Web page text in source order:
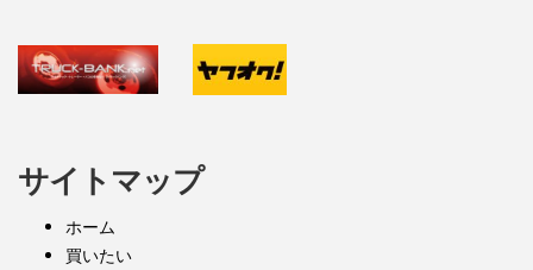
サイトマップ
ホーム
買いたい